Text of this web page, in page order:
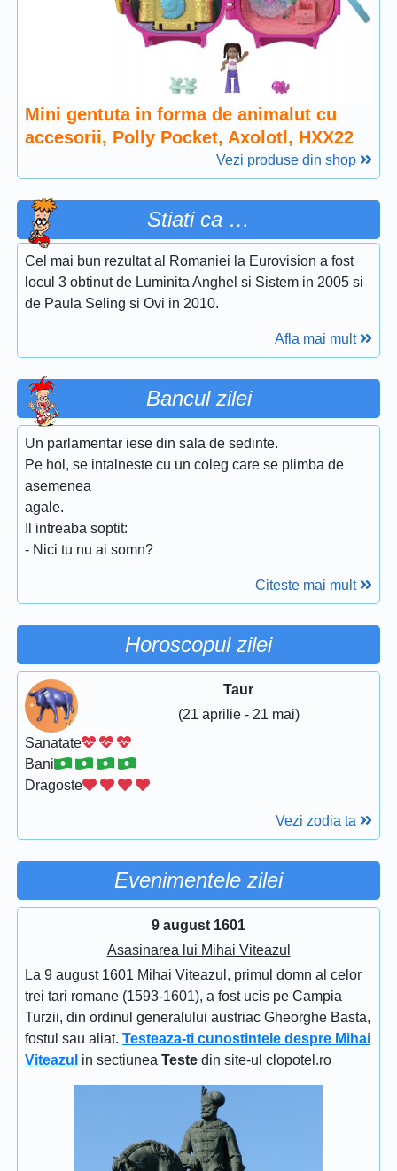
Mini gentuta in forma de animalut cu
accesorii, Polly Pocket, Axolotl, HXX22
Vezi produse din shop
Stiati ca …
Cel mai bun rezultat al Romaniei la Eurovision a fost
locul 3 obtinut de Luminita Anghel si Sistem in 2005 si
de Paula Seling si Ovi in 2010.
Afla mai mult
Bancul zilei
Un parlamentar iese din sala de sedinte.
Pe hol, se intalneste cu un coleg care se plimba de
asemenea
agale.
Il intreaba soptit:
- Nici tu nu ai somn?
Citeste mai mult
Horoscopul zilei
Taur
(21 aprilie - 21 mai)
Sanatate
Bani
Dragoste
Vezi zodia ta
Evenimentele zilei
9 august 1601
Asasinarea lui Mihai Viteazul
La 9 august 1601 Mihai Viteazul, primul domn al celor
trei tari romane (1593-1601), a fost ucis pe Campia
Turzii, din ordinul generalului austriac Gheorghe Basta,
fostul sau aliat. Testeaza-ti cunostintele despre Mihai
Viteazul in sectiunea Teste din site-ul clopotel.ro